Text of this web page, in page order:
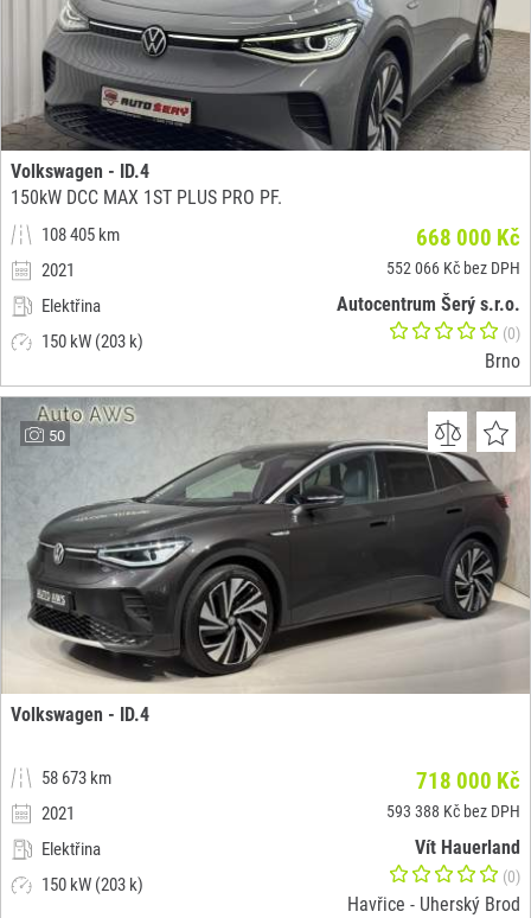
Volkswagen - ID.4
150kW DCC MAX 1ST PLUS PRO PF.
108 405 km
2021
Elektřina
150 kW (203 k)
668 000 Kč
552 066 Kč bez DPH
Autocentrum Šerý s.r.o.
(0)
Brno
50
Volkswagen - ID.4
58 673 km
2021
Elektřina
150 kW (203 k)
718 000 Kč
593 388 Kč bez DPH
Vít Hauerland
(0)
Havřice - Uherský Brod